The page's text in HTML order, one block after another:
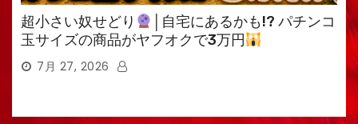
超小さい奴せどり
│自宅にあるかも!? パチンコ
玉サイズの商品がヤフオクで3万円
7月 27, 2026